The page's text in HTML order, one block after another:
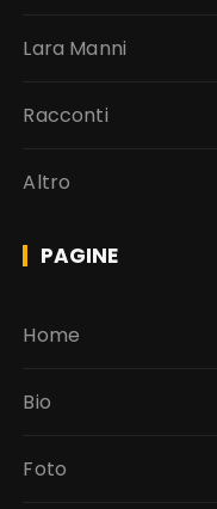
Lara Manni
Racconti
Altro
PAGINE
Home
Bio
Foto